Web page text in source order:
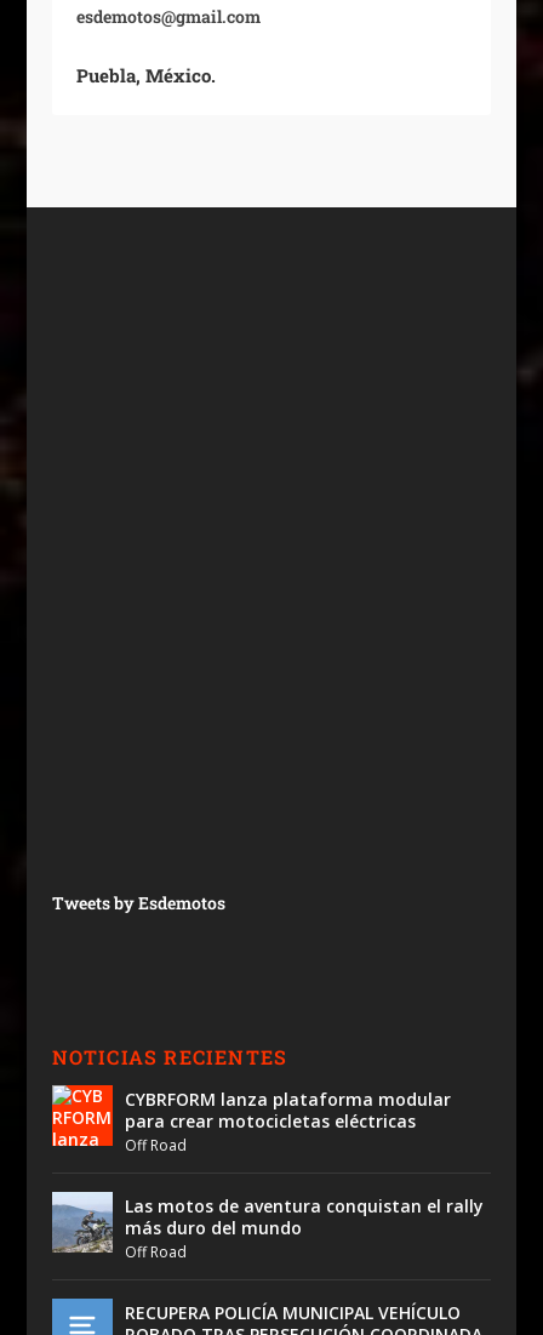
esdemotos@gmail.com
Puebla, México.
Tweets by Esdemotos
NOTICIAS RECIENTES
CYBRFORM lanza plataforma modular
para crear motocicletas eléctricas
Off Road
Las motos de aventura conquistan el rally
más duro del mundo
Off Road
RECUPERA POLICÍA MUNICIPAL VEHÍCULO